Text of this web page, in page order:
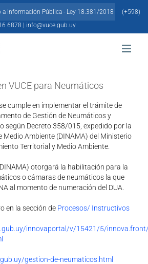
a Información Pública - Ley 18.381/2018
(+598)
6878 |
info@vuce.gub.uy
VUCE para Neumáticos
cumple en implementar el trámite de
de Gestión de Neumáticos y
según Decreto 358/015, expedido por la
Medio Ambiente (DINAMA) del Ministerio
Territorial y Medio Ambiente.
otorgará la habilitación para la
o cámaras de neumáticos la que
al momento de numeración del DUA.
en la sección de Procesos/ Instructivos
innovaportal/v/15421/5/
gestion-de-neumaticos.html